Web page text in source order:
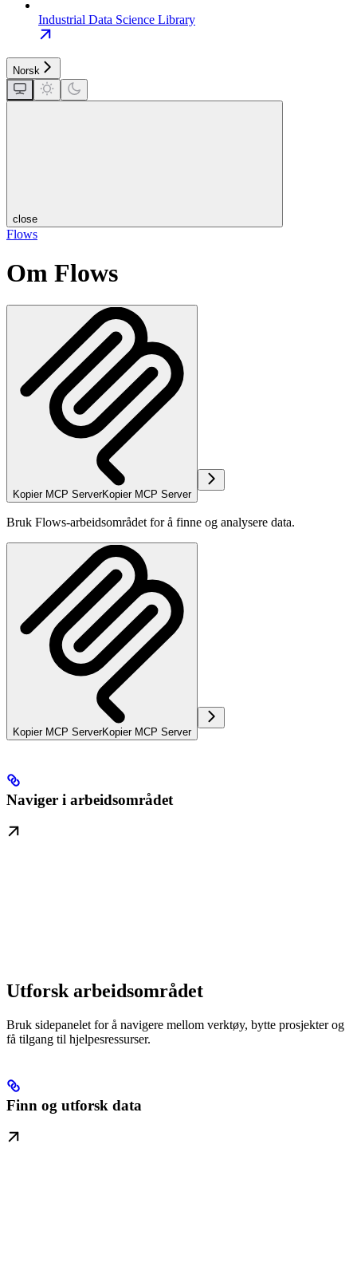
Industrial Data Science Library
Norsk
close
Flows
Om Flows
Kopier MCP ServerKopier MCP Server
Bruk Flows-arbeidsområdet for å finne og analysere data.
Kopier MCP ServerKopier MCP Server
Naviger i arbeidsområdet
Utforsk arbeidsområdet
Bruk sidepanelet for å navigere mellom verktøy, bytte prosjekter og
få tilgang til hjelpesressurser.
Finn og utforsk data